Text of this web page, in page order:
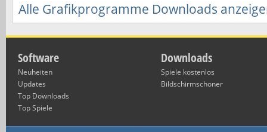
Alle Grafikprogramme Downloads
Software
Neuheiten
Updates
Top Downloads
Top Spiele
Downloads
Spiele kostenlos
Bildschirmschoner